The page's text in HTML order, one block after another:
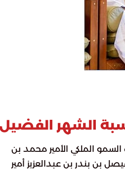
الشهر
الملكي الأمير محمد بن
بن بندر بن عبدالعزيز أمير